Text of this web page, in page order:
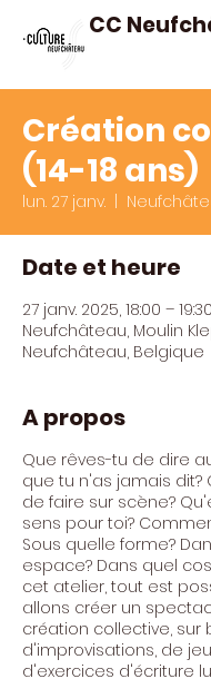
CC
Création
(14-18 ans)
lun. 27 janv.
Date et heure
27 janv. 2025, 18:00 – 19:30
Neufchâteau, Moulin
Neufchâteau, Belgique
A propos
Que rêves-tu de dire
que tu n'as jamais dit?
de faire sur scène?
sens pour toi?
Sous quelle forme?
espace? Dans quel
cet atelier, tout est
allons créer un
création collective, sur
d'improvisations, de
d'exercices d'écriture